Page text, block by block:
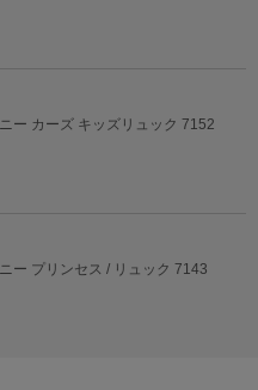
ー カーズ キッズリュック 7152
ー プリンセス / リュック 7143